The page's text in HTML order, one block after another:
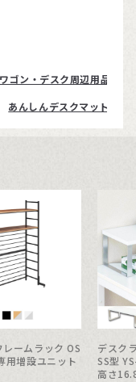
ゴン・デスク周辺用品
あんしんデスクマット
レームラック OS
用増設ユニット
デスク
SS型
高さ